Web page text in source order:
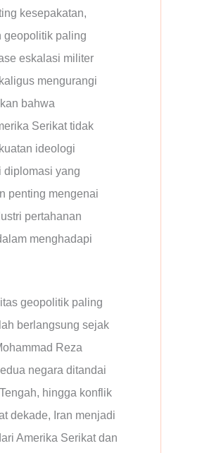
kesepakatan,
geopolitik paling
eskalasi militer
mengurangi
bahwa
Serikat tidak
ideologi
diplomasi yang
penting mengenai
pertahanan
menghadapi
geopolitik paling
berlangsung sejak
Reza
negara ditandai
hingga konflik
dekade, Iran menjadi
Amerika Serikat dan